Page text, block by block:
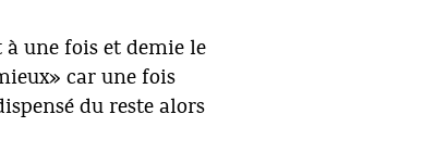
une fois et demie le
car une fois
du reste alors